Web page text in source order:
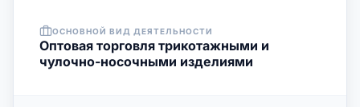
ОСНОВНОЙ ВИД ДЕЯТЕЛЬНОСТИ
Оптовая торговля трикотажными и
чулочно-носочными изделиями